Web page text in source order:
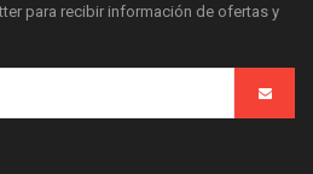
para recibir información de ofertas y